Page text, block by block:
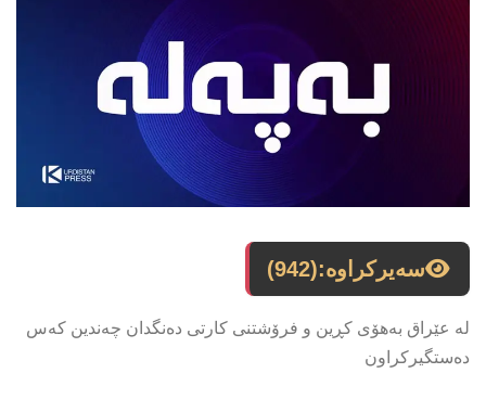
سەیرکراوە:(942)
لە عێراق بەهۆی کڕین و فرۆشتنی کارتی دەنگدان چەندین کەس
دەستگیرکراون